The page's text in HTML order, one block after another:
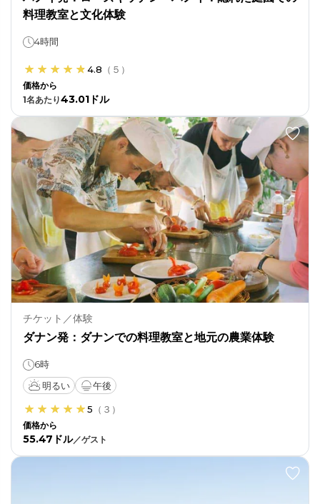
料理教室と文化体験
4時間
4.8 （ ５ ）
価格から
1名あたり43.01ドル
チケット／体験
ダナン発：ダナンでの料理教室と地元の農業体験
6時
明るい
午後
5 （ ３ ）
価格から
55.47ドル／ゲスト